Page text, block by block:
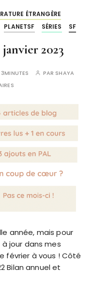
ÉTRANGÈRE
PLANETSF SÉRIES SF
2023
3MINUTES PAR SHAYA
année, mais pour
jour dans mes
février à vous ! Côté
Bilan annuel et